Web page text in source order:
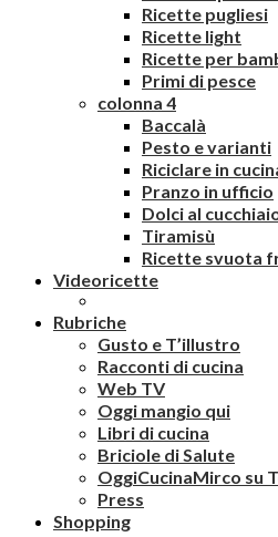
Ricette pugliesi
Ricette light
Ricette per
Primi di pesce
colonna 4
Baccalà
Pesto e varianti
Riciclare in
Pranzo in ufficio
Dolci al
Tiramisù
Ricette svuota
Videoricette
Rubriche
Gusto e T’illustro
Racconti di cucina
Web TV
Oggi mangio qui
Libri di cucina
Briciole di Salute
OggiCucinaMirco su
Press
Shopping